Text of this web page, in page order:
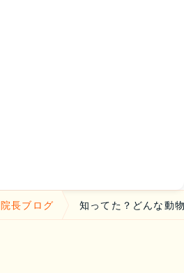
院長ブログ 知ってた？どんな動